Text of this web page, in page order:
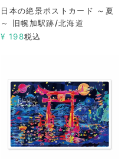
日本の絶景ポストカード ～夏
～ 旧幌加駅跡/北海道
¥ 198税込